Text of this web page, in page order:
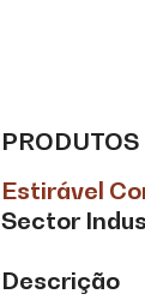
PRODUTOS
Estirável
Sector
Descrição